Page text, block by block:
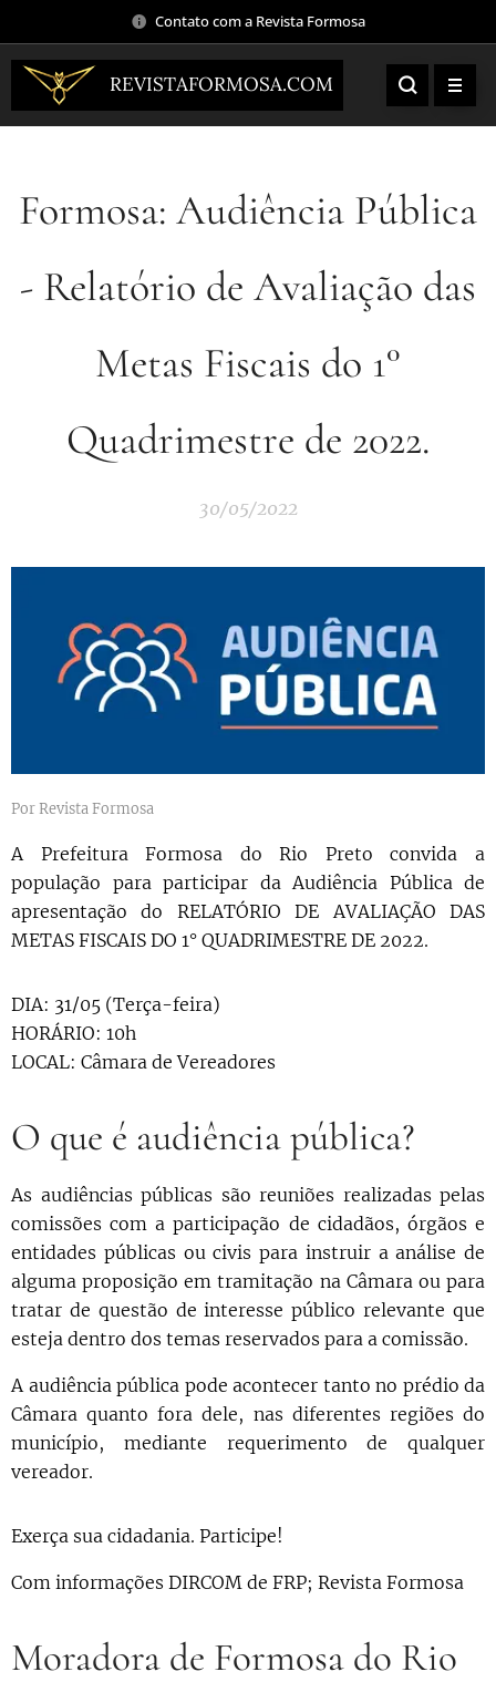
Contato com a Revista Formosa
REVISTAFORMOSA.COM
Formosa: Audiência Pública
- Relatório de Avaliação das
Metas Fiscais do 1°
Quadrimestre de 2022.
30/05/2022
Por Revista Formosa
A Prefeitura Formosa do Rio Preto convida a
população para participar da Audiência Pública de
apresentação do RELATÓRIO DE AVALIAÇÃO DAS
METAS FISCAIS DO 1° QUADRIMESTRE DE 2022.
DIA: 31/05 (Terça-feira)
HORÁRIO: 10h
LOCAL: Câmara de Vereadores
O que é audiência pública?
As audiências públicas são reuniões realizadas pelas
comissões com a participação de cidadãos, órgãos e
entidades públicas ou civis para instruir a análise de
alguma proposição em tramitação na Câmara ou para
tratar de questão de interesse público relevante que
esteja dentro dos temas reservados para a comissão.
A audiência pública pode acontecer tanto no prédio da
Câmara quanto fora dele, nas diferentes regiões do
município, mediante requerimento de qualquer
vereador.
Exerça sua cidadania. Participe!
Com informações DIRCOM de FRP; Revista Formosa
Moradora de Formosa do Rio